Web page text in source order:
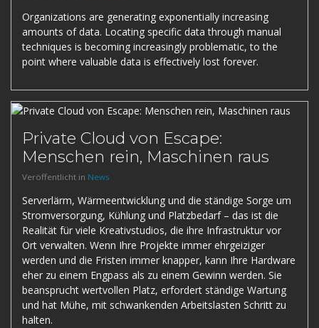
Organizations are generating exponentially increasing
amounts of data. Locating specific data through manual
techniques is becoming increasingly problematic, to the
point where valuable data is effectively lost forever.
Private Cloud von Escape:
Menschen rein, Maschinen raus
Veröffentlicht in News
Serverlärm, Wärmeentwicklung und die ständige Sorge um
Stromversorgung, Kühlung und Platzbedarf – das ist die
Realität für viele Kreativstudios, die ihre Infrastruktur vor
Ort verwalten. Wenn Ihre Projekte immer ehrgeiziger
werden und die Fristen immer knapper, kann Ihre Hardware
eher zu einem Engpass als zu einem Gewinn werden. Sie
beansprucht wertvollen Platz, erfordert ständige Wartung
und hat Mühe, mit schwankenden Arbeitslasten Schritt zu
halten.